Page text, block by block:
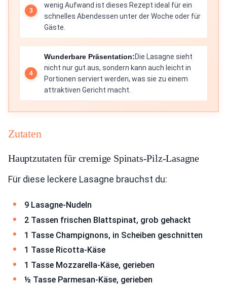
wenig Aufwand ist dieses Rezept ideal für ein
schnelles Abendessen unter der Woche oder für
Gäste.
Wunderbare Präsentation:Die Lasagne sieht
nicht nur gut aus, sondern kann auch leicht in
Portionen serviert werden, was sie zu einem
attraktiven Gericht macht.
Zutaten
Hauptzutaten für cremige Spinats-Pilz-Lasagne
Für diese leckere Lasagne brauchst du:
9 Lasagne-Nudeln
2 Tassen frischen Blattspinat, grob gehackt
1 Tasse Champignons, in Scheiben geschnitten
1 Tasse Ricotta-Käse
1 Tasse Mozzarella-Käse, gerieben
½ Tasse Parmesan-Käse, gerieben